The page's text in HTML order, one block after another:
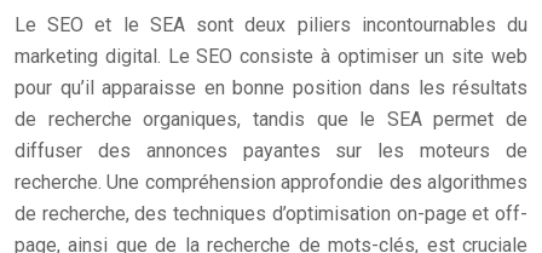
Le SEO et le SEA sont deux piliers incontournables du
marketing digital. Le SEO consiste à optimiser un site web
pour qu’il apparaisse en bonne position dans les résultats
de recherche organiques, tandis que le SEA permet de
diffuser des annonces payantes sur les moteurs de
recherche. Une compréhension approfondie des algorithmes
de recherche, des techniques d’optimisation on-page et off-
page, ainsi que de la recherche de mots-clés, est cruciale